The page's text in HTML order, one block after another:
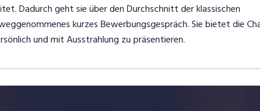
Dadurch geht sie über den Durchschnitt der klassischen
kurzes Bewerbungsgespräch. Sie bietet die
und mit Ausstrahlung zu präsentieren.